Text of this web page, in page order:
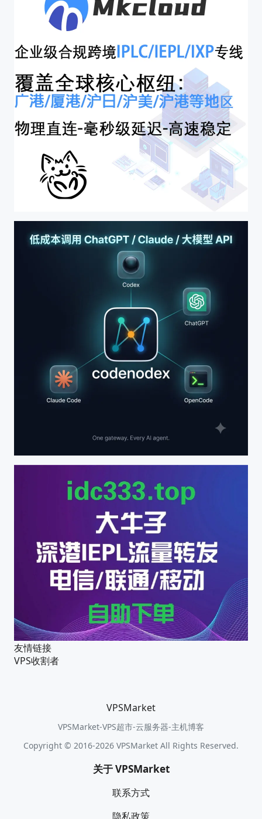
友情链接
VPS收割者
VPSMarket
VPSMarket-VPS超市-云服务器-主机博客
Copyright © 2016-2026 VPSMarket All Rights Reserved.
关于 VPSMarket
联系方式
隐私政策